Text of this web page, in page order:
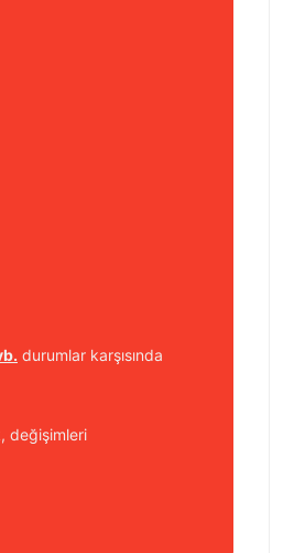
durumlar karşısında
değişimleri